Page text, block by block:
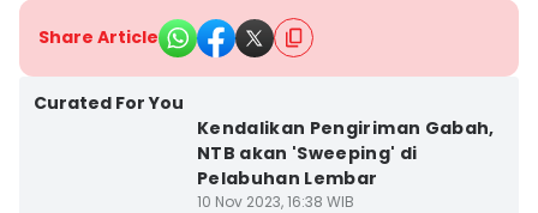
Share Article
Curated For You
Kendalikan Pengiriman Gabah,
NTB akan 'Sweeping' di
Pelabuhan Lembar
10 Nov 2023, 16:38 WIB